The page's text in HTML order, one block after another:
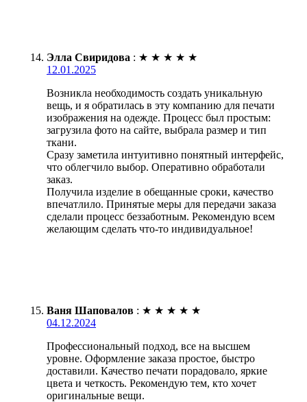
Элла Свиридова : ★ ★ ★ ★ ★
12.01.2025
Возникла необходимость создать уникальную
вещь, и я обратилась в эту компанию для печати
изображения на одежде. Процесс был простым:
загрузила фото на сайте, выбрала размер и тип
ткани.
Сразу заметила интуитивно понятный интерфейс,
что облегчило выбор. Оперативно обработали
заказ.
Получила изделие в обещанные сроки, качество
впечатлило. Принятые меры для передачи заказа
сделали процесс беззаботным. Рекомендую всем
желающим сделать что-то индивидуальное!
Ваня Шаповалов : ★ ★ ★ ★ ★
04.12.2024
Профессиональный подход, все на высшем
уровне. Оформление заказа простое, быстро
доставили. Качество печати порадовало, яркие
цвета и четкость. Рекомендую тем, кто хочет
оригинальные вещи.